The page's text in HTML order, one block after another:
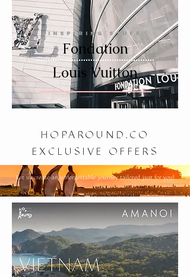
INSPIRING STUFF
Fondation
Louis Vuitton
HOPAROUND.CO
EXCLUSIVE OFFERS
Let us create an unforgettable journey tailored just for you!